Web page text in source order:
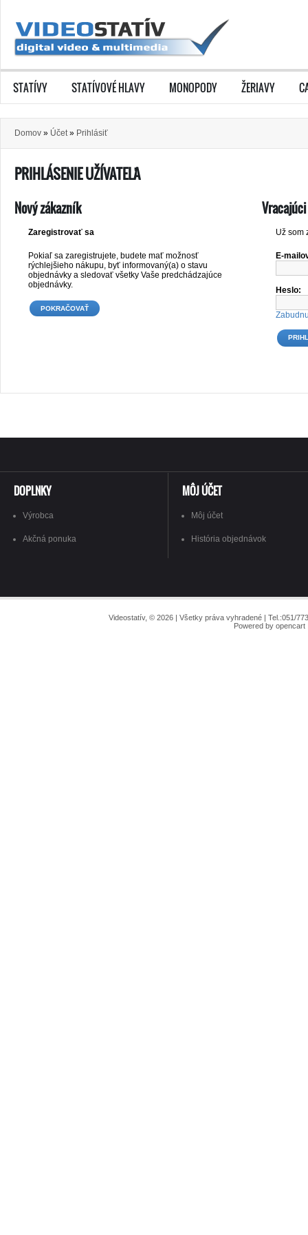
STATÍVY STATÍVOVÉ HLAVY MONOPODY ŽERIAVY
Domov » Účet» Prihlásiť
PRIHLÁSENIE UŽÍVATEĽA
Nový zákazník
Zaregistrovať sa
Pokiaľ sa zaregistrujete, budete mať možnosť
rýchlejšieho nákupu, byť informovaný(a) o stavu
objednávky a sledovať všetky Vaše predchádzajúce
objednávky.
POKRAČOVAŤ
Už som
E-
Heslo:
DOPLNKY
Výrobca
Akčná ponuka
MÔJ ÚČET
Môj účet
História objednávok
Videostatív, © 2026 | Všetky práva vyhradené | Tel.:051/
Powered by